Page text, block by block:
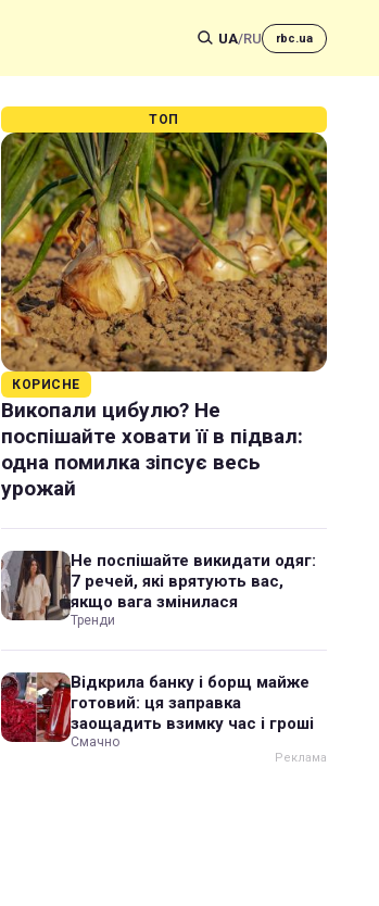
UA/RU rbc.ua
ТОП
КОРИСНЕ
Викопали цибулю? Не
поспішайте ховати її в підвал:
одна помилка зіпсує весь
урожай
Не поспішайте викидати одяг:
7 речей, які врятують вас,
якщо вага змінилася
Тренди
Відкрила банку і борщ майже
готовий: ця заправка
заощадить взимку час і гроші
Смачно